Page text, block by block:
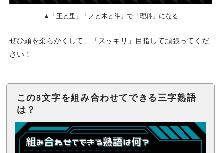
▲「王と里」「ノと木と斗」で「理科」になる
ぜひ頭を柔らかくして、「スッキリ」目指して頑張ってくだ
さい！
この8文字を組み合わせてできる三字熟語
は？